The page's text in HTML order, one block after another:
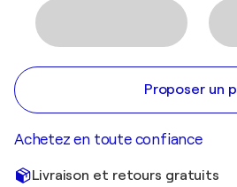
Proposer un
Achetez en toute confiance
Livraison et retours gratuits